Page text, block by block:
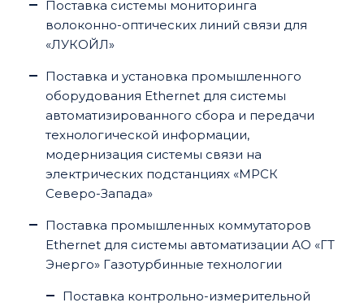
Поставка системы мониторинга
волоконно-оптических линий связи для
«ЛУКОЙЛ»
Поставка и установка промышленного
оборудования Ethernet для системы
автоматизированного сбора и передачи
технологической информации,
модернизация системы связи на
электрических подстанциях «МРСК
Северо-Запада»
Поставка промышленных коммутаторов
Ethernet для системы автоматизации АО «ГТ
Энерго» Газотурбинные технологии
Поставка контрольно-измерительной